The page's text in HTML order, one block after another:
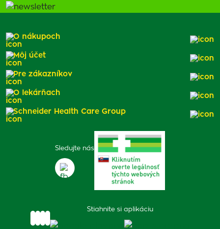
Sledujte nás
Stiahnite si aplikáciu
O nákupoch
Môj účet
Pre zákazníkov
O lekárňach
Schneider Health Care Group